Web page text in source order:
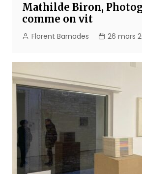
Mathilde Biron,
comme on vit
Florent Barnades 26 mars